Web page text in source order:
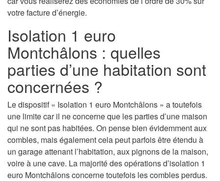
votre facture d’énergie.
Isolation 1 euro
Montchâlons : quelles
parties d’une habitation sont
concernées ?
Le dispositif « Isolation 1 euro Montchâlons » a toutefois
une limite car il ne concerne que les parties d’une maison
qui ne sont pas habitées. On pense bien évidemment aux
combles, mais également cela peut parfois être étendu à
un garage attenant l’habitation, aux pignons de la maison,
voire à une cave. La majorité des opérations d’isolation 1
euro Montchâlons concerne toutefois les combles perdus.